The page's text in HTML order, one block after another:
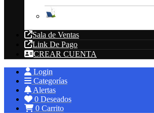
Sala de Ventas
Link De Pago
CREAR CUENTA
Login
Categorías
Alertas
0 Deseados
0 Carrito